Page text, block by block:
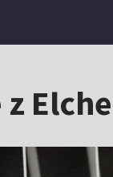
Elche